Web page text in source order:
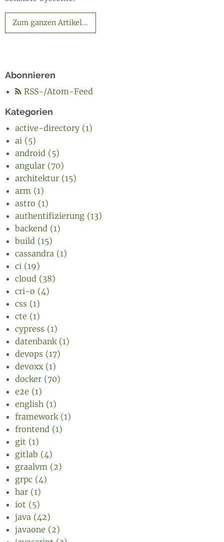
Zum ganzen Artikel...
Abonnieren
RSS-/Atom-Feed
Kategorien
active-directory (1)
ai (5)
android (5)
angular (70)
architektur (15)
arm (1)
astro (1)
authentifizierung (13)
backend (1)
build (15)
cassandra (1)
ci (19)
cloud (38)
cri-o (4)
css (1)
cte (1)
cypress (1)
datenbank (1)
devops (17)
devoxx (1)
docker (70)
e2e (1)
english (1)
framework (1)
frontend (1)
git (1)
gitlab (4)
graalvm (2)
grpc (4)
har (1)
iot (5)
java (42)
javaone (2)